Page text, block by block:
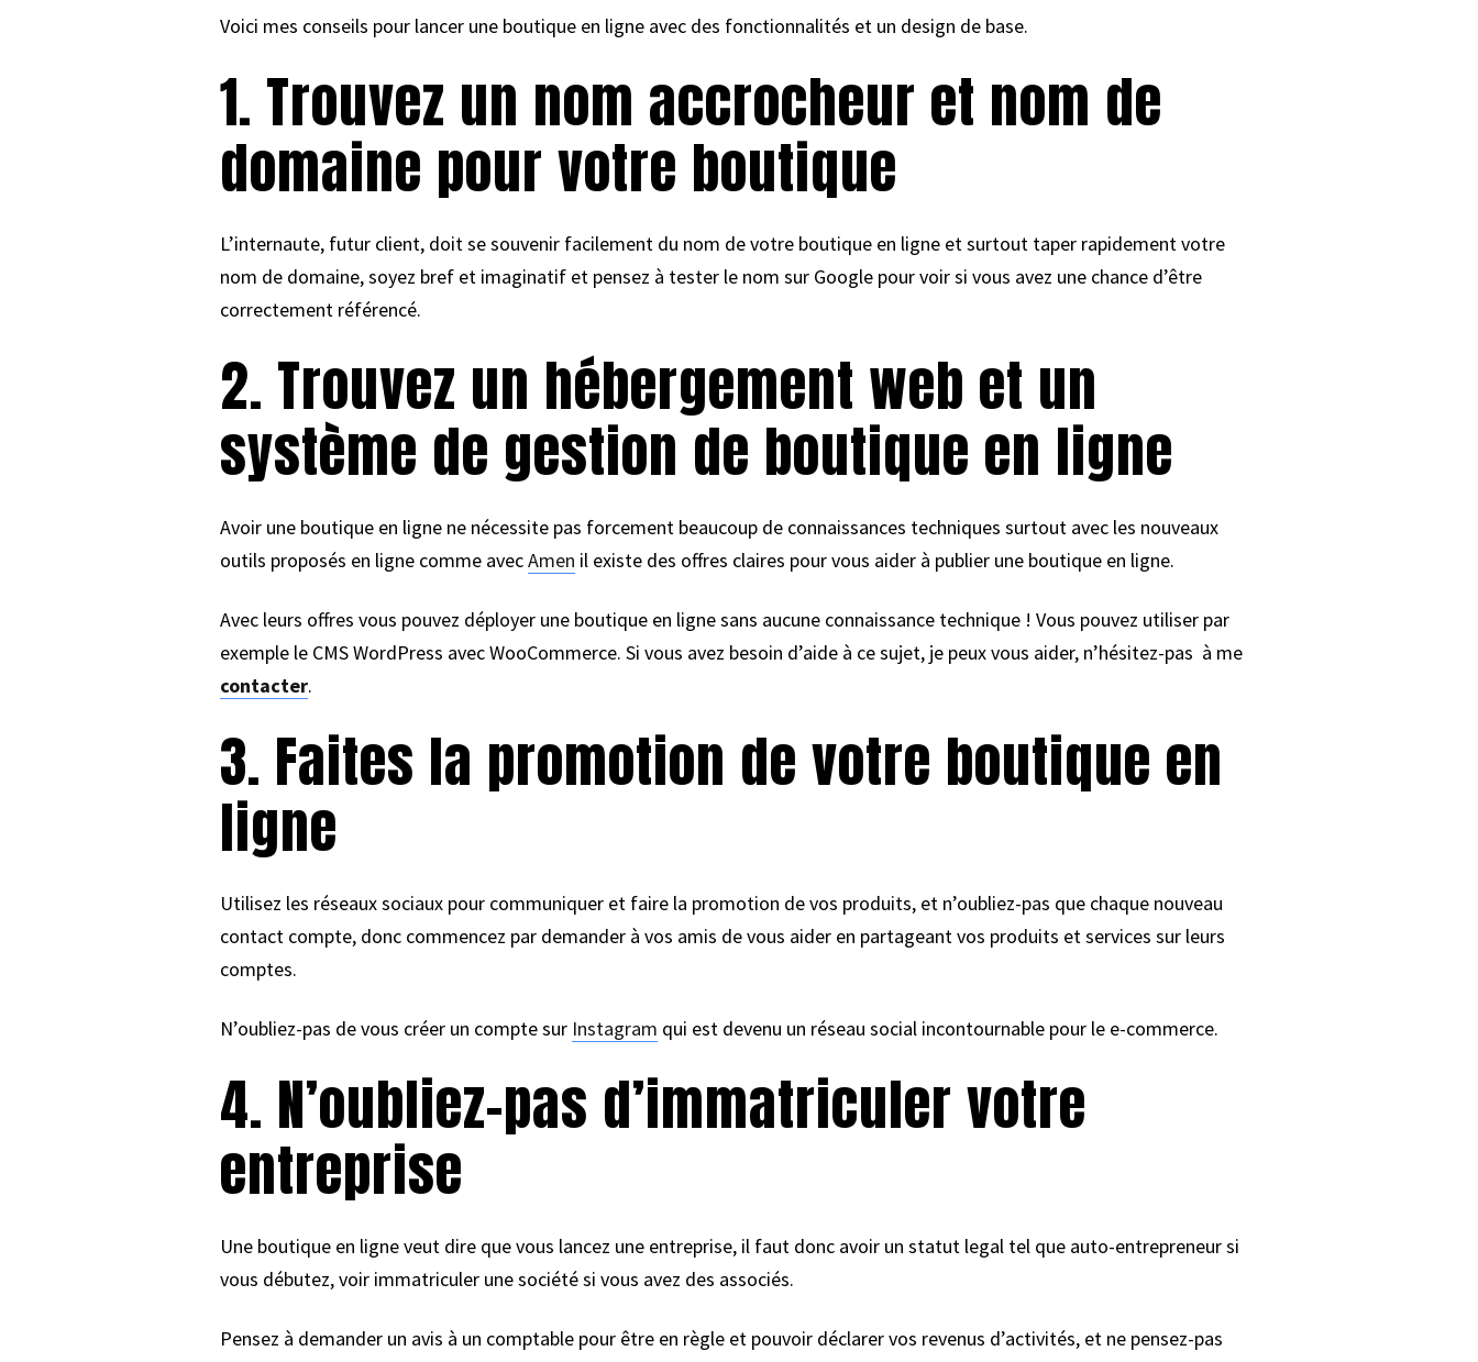
Voici mes conseils pour lancer une boutique en ligne avec des fonctionnalités et un design de base.
1. Trouvez un nom accrocheur et nom de
domaine pour votre boutique
L’internaute, futur client, doit se souvenir facilement du nom de votre boutique en ligne et surtout taper rapidement votre
nom de domaine, soyez bref et imaginatif et pensez à tester le nom sur Google pour voir si vous avez une chance d’être
correctement référencé.
2. Trouvez un hébergement web et un
système de gestion de boutique en ligne
Avoir une boutique en ligne ne nécessite pas forcement beaucoup de connaissances techniques surtout avec les nouveaux
outils proposés en ligne comme avecAmen il existe des offres claires pour vous aider à publier une boutique en ligne.
Avec leurs offres vous pouvez déployer une boutique en ligne sans aucune connaissance technique ! Vous pouvez utiliser par
exemple le CMS WordPress avec WooCommerce. Si vous avez besoin d’aide à ce sujet, je peux vous aider, n’hésitez-pas à me
contacter.
3. Faites la promotion de votre boutique en
ligne
Utilisez les réseaux sociaux pour communiquer et faire la promotion de vos produits, et n’oubliez-pas que chaque nouveau
contact compte, donc commencez par demander à vos amis de vous aider en partageant vos produits et services sur leurs
comptes.
N’oubliez-pas de vous créer un compte sur Instagram qui est devenu un réseau social incontournable pour le e-commerce.
4. N’oubliez-pas d’immatriculer votre
entreprise
Une boutique en ligne veut dire que vous lancez une entreprise, il faut donc avoir un statut legal tel que auto-entrepreneur si
vous débutez, voir immatriculer une société si vous avez des associés.
Pensez à demander un avis à un comptable pour être en règle et pouvoir déclarer vos revenus d’activités, et ne pensez-pas